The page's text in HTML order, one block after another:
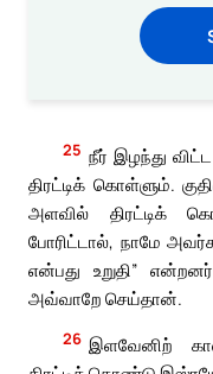
25 நீர் இழந்து
திரட்டிக் கொள்ளும்.
அளவில் திரட்டிக்
போரிட்டால், நாமே
என்பது உறுதி”
அவ்வாறே செய்தான்.
26 இளவேனிற்